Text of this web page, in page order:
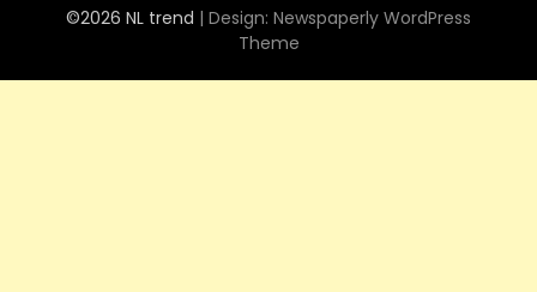
©2026 NL trend | Design: Newspaperly WordPress
Theme